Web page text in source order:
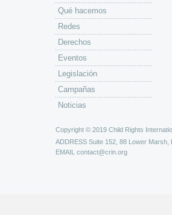
Qué hacemos
Redes
Derechos
Eventos
Legislación
Campañas
Noticias
Copyright © 2019 Child Rights
ADDRESS Suite 152, 88 Lower Marsh,
EMAIL contact@crin.org